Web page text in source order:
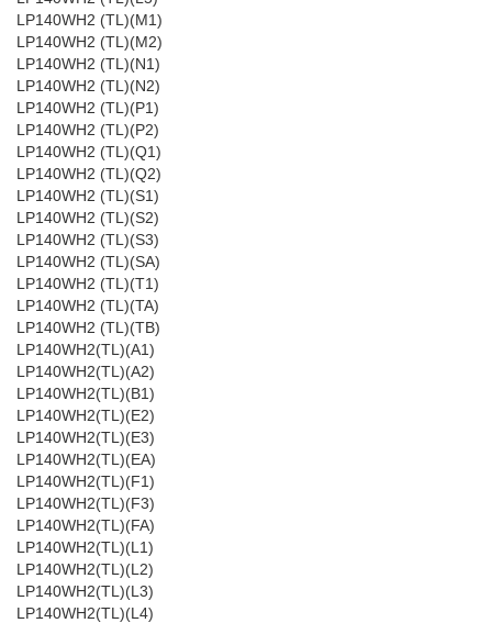
LP140WH2 (TL)(M1)
LP140WH2 (TL)(M2)
LP140WH2 (TL)(N1)
LP140WH2 (TL)(N2)
LP140WH2 (TL)(P1)
LP140WH2 (TL)(P2)
LP140WH2 (TL)(Q1)
LP140WH2 (TL)(Q2)
LP140WH2 (TL)(S1)
LP140WH2 (TL)(S2)
LP140WH2 (TL)(S3)
LP140WH2 (TL)(SA)
LP140WH2 (TL)(T1)
LP140WH2 (TL)(TA)
LP140WH2 (TL)(TB)
LP140WH2(TL)(A1)
LP140WH2(TL)(A2)
LP140WH2(TL)(B1)
LP140WH2(TL)(E2)
LP140WH2(TL)(E3)
LP140WH2(TL)(EA)
LP140WH2(TL)(F1)
LP140WH2(TL)(F3)
LP140WH2(TL)(FA)
LP140WH2(TL)(L1)
LP140WH2(TL)(L2)
LP140WH2(TL)(L3)
LP140WH2(TL)(L4)